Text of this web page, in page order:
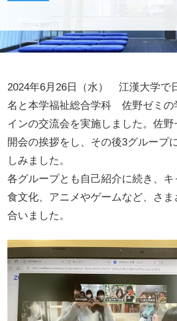
2024年6月26日（水） 江漢大学で
名と本学福祉総合学科 佐野ゼミの
インの交流会を実施しました。佐
開会の挨拶をし、その後3グループ
しみました。
各グループとも自己紹介に続き、キ
食文化、アニメやゲームなど、さま
合いました。